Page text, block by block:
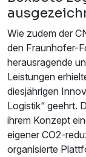
Wie zudem der
den Fraunhofer-
herausragende
Leistungen
diesjährigen
Logistik“ geehrt.
ihrem Konzept
eigener CO2-
organisierte